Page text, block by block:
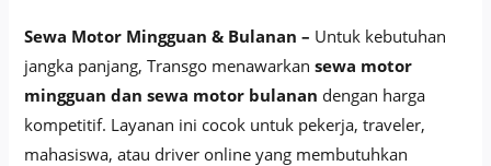
Sewa Motor Mingguan & Bulanan – Untuk kebutuhan
jangka panjang, Transgo menawarkansewa motor
mingguan dan sewa motor bulanan dengan harga
kompetitif. Layanan ini cocok untuk pekerja, traveler,
mahasiswa, atau driver online yang membutuhkan